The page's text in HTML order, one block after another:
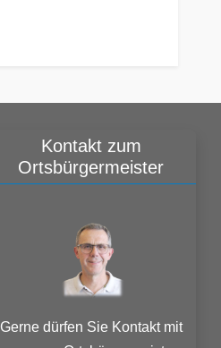
Kontakt zum
Ortsbürgermeister
Gerne dürfen Sie Kontakt mit